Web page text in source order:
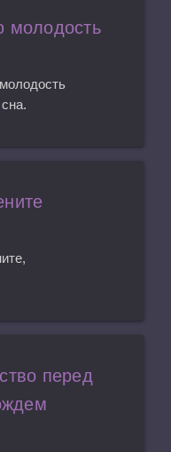
молодость
перед